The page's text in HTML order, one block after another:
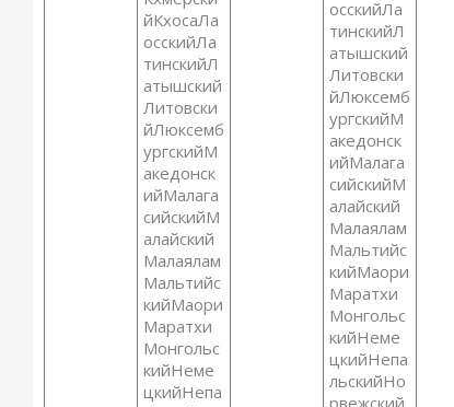
йКхосаЛа
осскийЛа
тинскийЛ
атышский
Литовски
йЛюксемб
ургскийМ
акедонск
ийМалага
сийскийМ
алайский
Малаялам
Мальтийс
кийМаори
Маратхи
Монгольс
кийНеме
цкийНепа
осскийЛа
тинскийЛ
атышский
Литовски
йЛюксемб
ургскийМ
акедонск
ийМалага
сийскийМ
алайский
Малаялам
Мальтийс
кийМаори
Маратхи
Монгольс
кийНеме
цкийНепа
льскийНо
рвежский